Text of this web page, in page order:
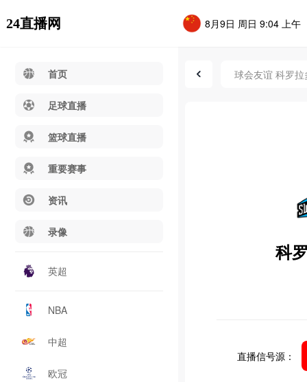
24直播网 8月9日 周日 9:04 上午
首页
足球直播
篮球直播
重要赛事
资讯
录像
英超
NBA
中超
欧冠
球会友谊 科罗
科
直播信号源：